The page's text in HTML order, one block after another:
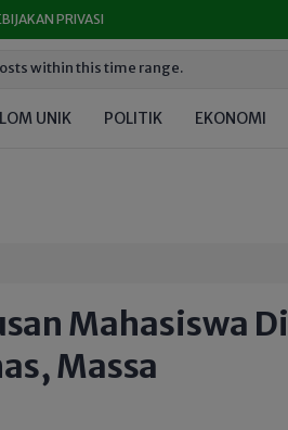
PRIVASI
within this time range.
UNIK POLITIK EKONOMI
Mahasiswa Di
Massa